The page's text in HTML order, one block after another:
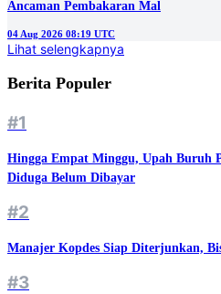
Ancaman Pembakaran Mal
04 Aug 2026 08:19 UTC
Lihat selengkapnya
Berita Populer
#1
Hingga Empat Minggu, Upah Buruh
Diduga Belum Dibayar
#2
Manajer Kopdes Siap Diterjunkan,
#3